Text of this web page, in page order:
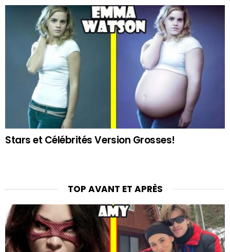
Stars et Célébrités Version Grosses!
TOP AVANT ET APRÈS